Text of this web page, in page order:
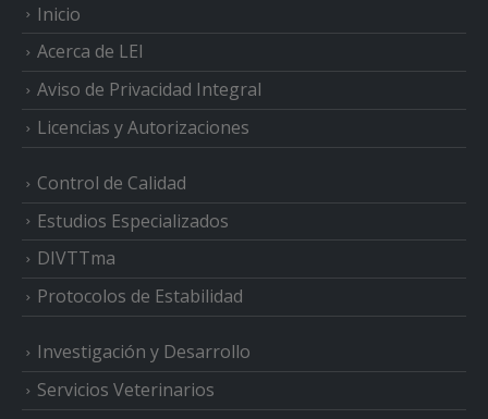
Inicio
Acerca de LEI
Aviso de Privacidad Integral
Licencias y Autorizaciones
Control de Calidad
Estudios Especializados
DIVTTma
Protocolos de Estabilidad
Investigación y Desarrollo
Servicios Veterinarios